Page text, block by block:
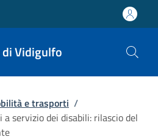
di Vidigulfo
e trasporti /
a servizio dei disabili: rilascio del